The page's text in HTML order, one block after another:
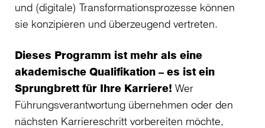
und (digitale) Transformationsprozesse können
sie konzipieren und überzeugend vertreten.
Dieses Programm ist mehr als eine
akademische Qualifikation – es ist ein
Sprungbrett für Ihre Karriere! Wer
Führungsverantwortung übernehmen oder den
nächsten Karriereschritt vorbereiten möchte,